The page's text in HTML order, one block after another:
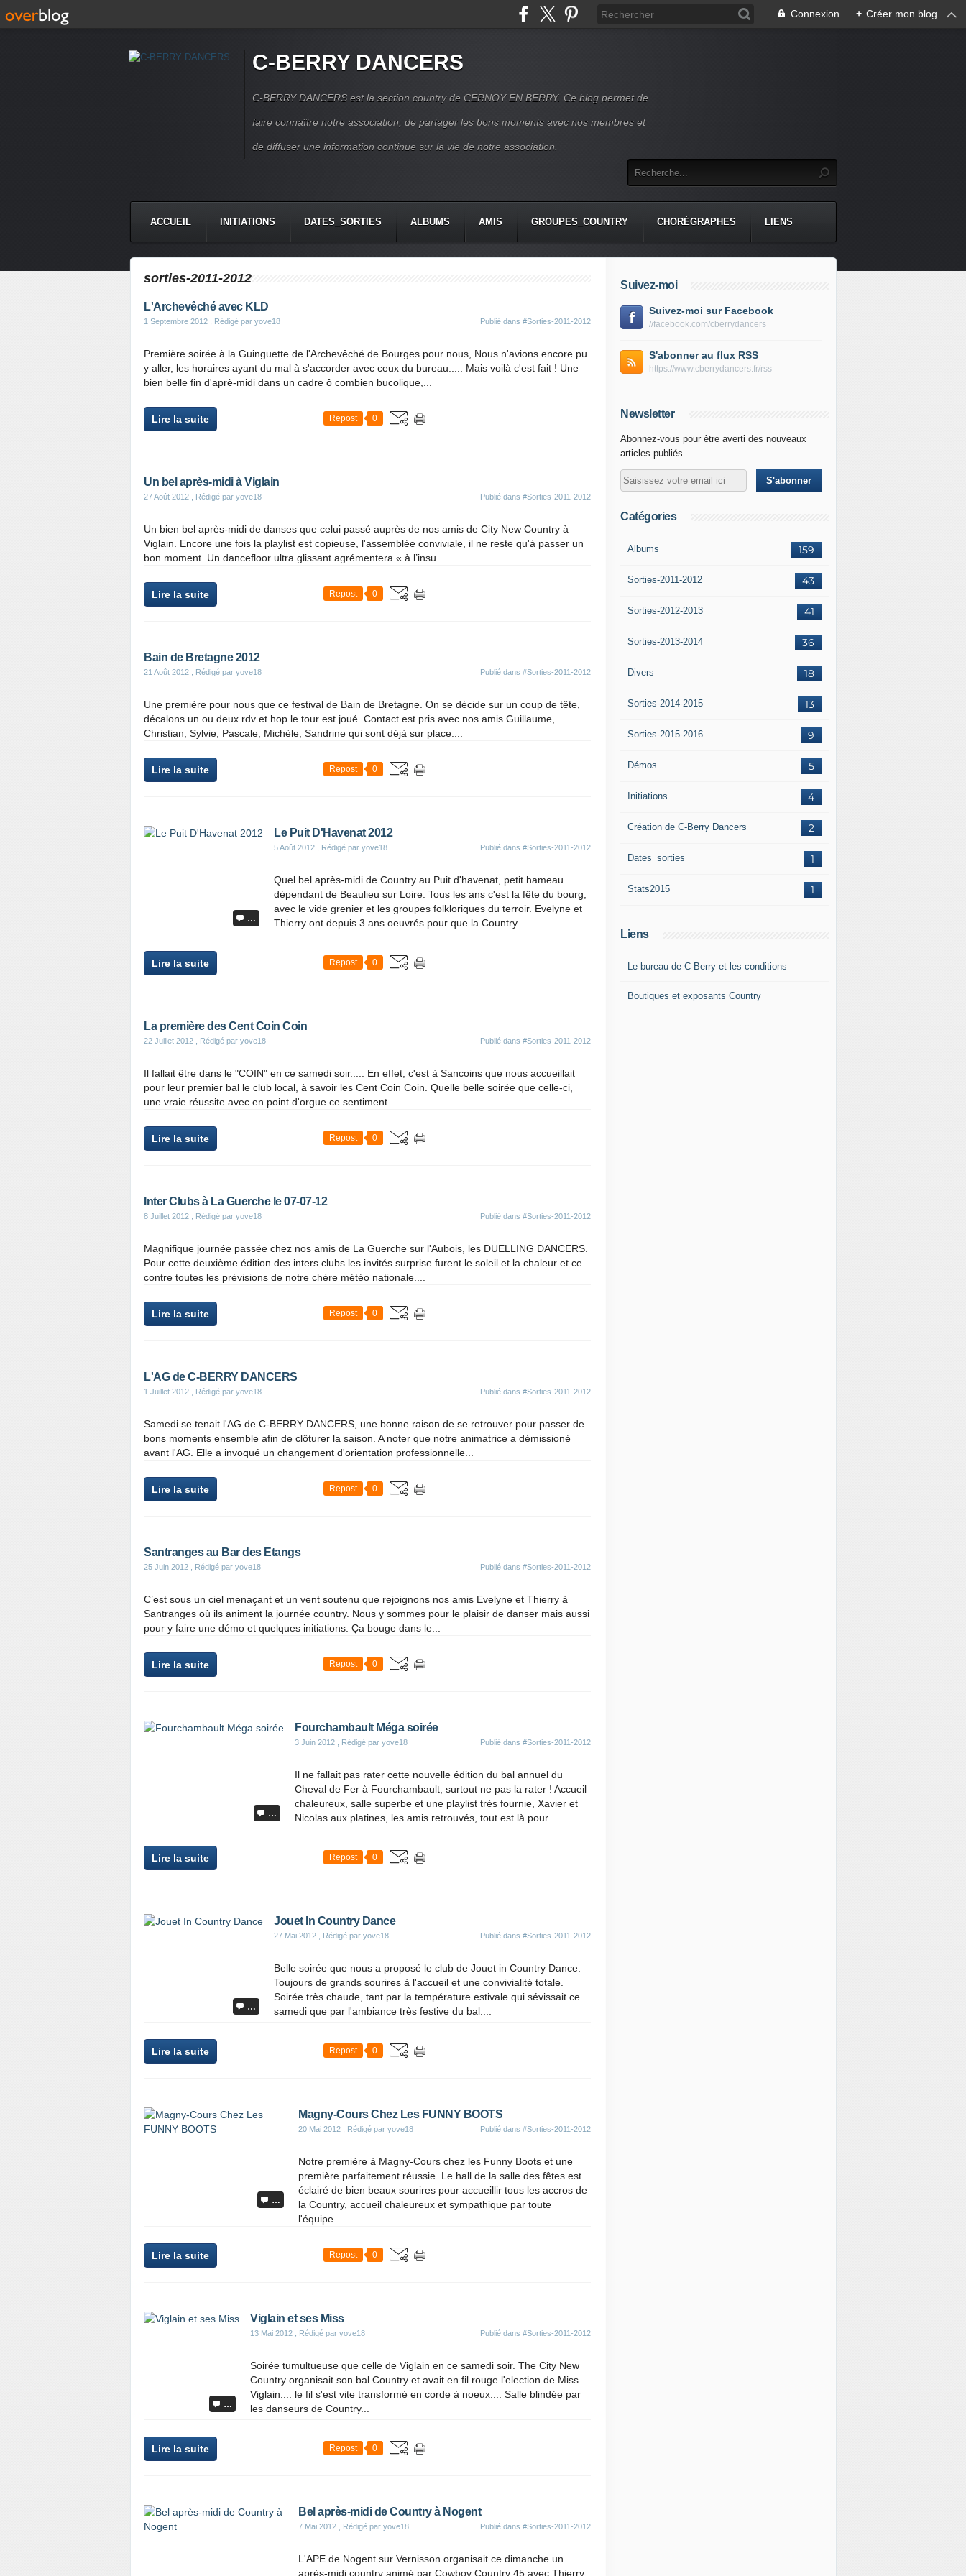
Connexion + Créer mon blog
C-BERRY DANCERS
C-BERRY DANCERS est la section country de CERNOY EN BERRY. Ce blog permet de
faire connaître notre association, de partager les bons moments avec nos membres et
de diffuser une information continue sur la vie de notre association.
ACCUEIL INITIATIONS DATES_SORTIES ALBUMS AMIS GROUPES_COUNTRY CHORÉGRAPHES LIENS
sorties-2011-2012
L'Archevêché avec KLD
1 Septembre 2012 , Rédigé par yove18 Publié dans #Sorties-2011-2012
Première soirée à la Guinguette de l'Archevêché de Bourges pour nous, Nous n'avions encore pu
y aller, les horaires ayant du mal à s'accorder avec ceux du bureau..... Mais voilà c'est fait ! Une
bien belle fin d'aprè-midi dans un cadre ô combien bucolique,...
Lire la suite Repost 0
Un bel après-midi à Viglain
27 Août 2012 , Rédigé par yove18 Publié dans #Sorties-2011-2012
Un bien bel après-midi de danses que celui passé auprès de nos amis de City New Country à
Viglain. Encore une fois la playlist est copieuse, l'assemblée conviviale, il ne reste qu'à passer un
bon moment. Un dancefloor ultra glissant agrémentera « à l’insu...
Lire la suite Repost 0
Bain de Bretagne 2012
21 Août 2012 , Rédigé par yove18 Publié dans #Sorties-2011-2012
Une première pour nous que ce festival de Bain de Bretagne. On se décide sur un coup de tête,
décalons un ou deux rdv et hop le tour est joué. Contact est pris avec nos amis Guillaume,
Christian, Sylvie, Pascale, Michèle, Sandrine qui sont déjà sur place....
Lire la suite Repost 0
…
Le Puit D'Havenat 2012
5 Août 2012 , Rédigé par yove18 Publié dans #Sorties-2011-2012
Quel bel après-midi de Country au Puit d'havenat, petit hameau
dépendant de Beaulieu sur Loire. Tous les ans c'est la fête du bourg,
avec le vide grenier et les groupes folkloriques du terroir. Evelyne et
Thierry ont depuis 3 ans oeuvrés pour que la Country...
Lire la suite Repost 0
La première des Cent Coin Coin
22 Juillet 2012 , Rédigé par yove18 Publié dans #Sorties-2011-2012
Il fallait être dans le "COIN" en ce samedi soir..... En effet, c'est à Sancoins que nous accueillait
pour leur premier bal le club local, à savoir les Cent Coin Coin. Quelle belle soirée que celle-ci,
une vraie réussite avec en point d'orgue ce sentiment...
Lire la suite Repost 0
Inter Clubs à La Guerche le 07-07-12
8 Juillet 2012 , Rédigé par yove18 Publié dans #Sorties-2011-2012
Magnifique journée passée chez nos amis de La Guerche sur l'Aubois, les DUELLING DANCERS.
Pour cette deuxième édition des inters clubs les invités surprise furent le soleil et la chaleur et ce
contre toutes les prévisions de notre chère météo nationale....
Lire la suite Repost 0
L'AG de C-BERRY DANCERS
1 Juillet 2012 , Rédigé par yove18 Publié dans #Sorties-2011-2012
Samedi se tenait l'AG de C-BERRY DANCERS, une bonne raison de se retrouver pour passer de
bons moments ensemble afin de clôturer la saison. A noter que notre animatrice a démissioné
avant l'AG. Elle a invoqué un changement d'orientation professionnelle...
Lire la suite Repost 0
Santranges au Bar des Etangs
25 Juin 2012 , Rédigé par yove18 Publié dans #Sorties-2011-2012
C’est sous un ciel menaçant et un vent soutenu que rejoignons nos amis Evelyne et Thierry à
Santranges où ils animent la journée country. Nous y sommes pour le plaisir de danser mais aussi
pour y faire une démo et quelques initiations. Ça bouge dans le...
Lire la suite Repost 0
…
Fourchambault Méga soirée
3 Juin 2012 , Rédigé par yove18 Publié dans #Sorties-2011-2012
Il ne fallait pas rater cette nouvelle édition du bal annuel du
Cheval de Fer à Fourchambault, surtout ne pas la rater ! Accueil
chaleureux, salle superbe et une playlist très fournie, Xavier et
Nicolas aux platines, les amis retrouvés, tout est là pour...
Lire la suite Repost 0
…
Jouet In Country Dance
27 Mai 2012 , Rédigé par yove18 Publié dans #Sorties-2011-2012
Belle soirée que nous a proposé le club de Jouet in Country Dance.
Toujours de grands sourires à l'accueil et une convivialité totale.
Soirée très chaude, tant par la température estivale qui sévissait ce
samedi que par l'ambiance très festive du bal....
Lire la suite Repost 0
…
Magny-Cours Chez Les FUNNY BOOTS
20 Mai 2012 , Rédigé par yove18 Publié dans #Sorties-2011-2012
Notre première à Magny-Cours chez les Funny Boots et une
première parfaitement réussie. Le hall de la salle des fêtes est
éclairé de bien beaux sourires pour accueillir tous les accros de
la Country, accueil chaleureux et sympathique par toute
l'équipe...
Lire la suite Repost 0
…
Viglain et ses Miss
13 Mai 2012 , Rédigé par yove18 Publié dans #Sorties-2011-2012
Soirée tumultueuse que celle de Viglain en ce samedi soir. The City New
Country organisait son bal Country et avait en fil rouge l'election de Miss
Viglain.... le fil s'est vite transformé en corde à noeux.... Salle blindée par
les danseurs de Country...
Lire la suite Repost 0
Bel après-midi de Country à Nogent
7 Mai 2012 , Rédigé par yove18 Publié dans #Sorties-2011-2012
L'APE de Nogent sur Vernisson organisait ce dimanche un
après-midi country animé par Cowboy Country 45 avec Thierry
Suivez-moi
Suivez-moi sur Facebook
//facebook.com/cberrydancers
S'abonner au flux RSS
https://www.cberrydancers.fr/rss
Newsletter
Abonnez-vous pour être averti des nouveaux
articles publiés.
Catégories
159
Albums
43
Sorties-2011-2012
41
Sorties-2012-2013
36
Sorties-2013-2014
18
Divers
13
Sorties-2014-2015
9
Sorties-2015-2016
5
Démos
4
Initiations
2
Création de C-Berry Dancers
1
Dates_sorties
1
Stats2015
Liens
Le bureau de C-Berry et les conditions
Boutiques et exposants Country